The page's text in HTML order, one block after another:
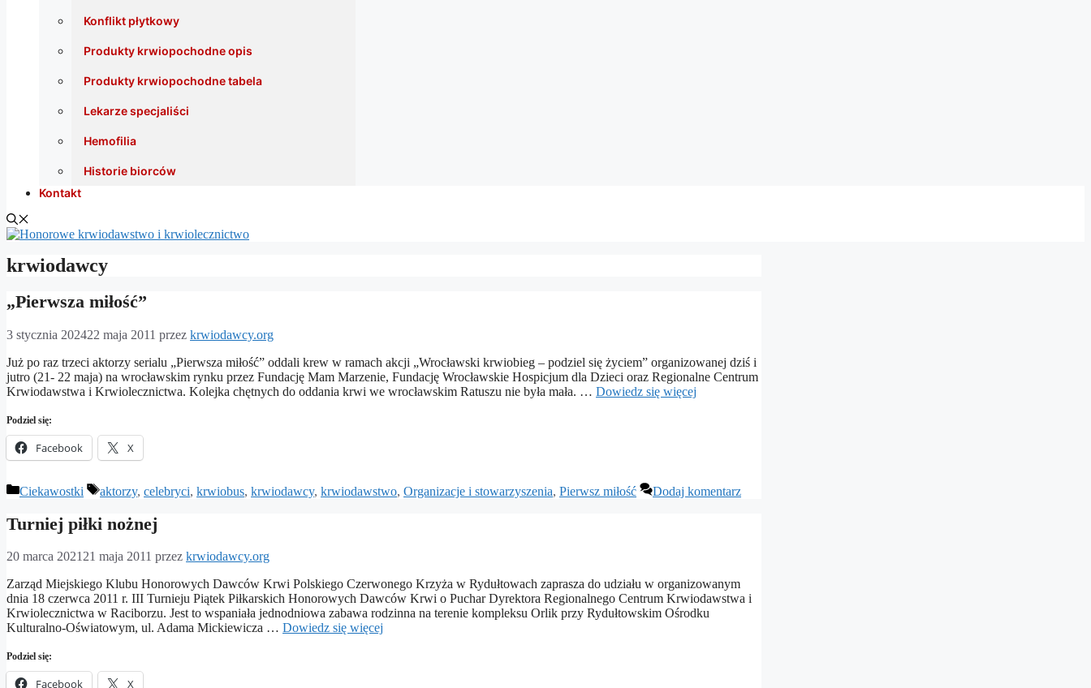
Konflikt płytkowy
Produkty krwiopochodne opis
Produkty krwiopochodne tabela
Lekarze specjaliści
Hemofilia
Historie biorców
Kontakt
krwiodawcy
„Pierwsza miłość”
3 stycznia 202422 maja 2011 przez krwiodawcy.org
Już po raz trzeci aktorzy serialu „Pierwsza miłość” oddali krew w ramach akcji „Wrocławski krwiobieg – podziel się życiem” organizowanej dziś i
jutro (21- 22 maja) na wrocławskim rynku przez Fundację Mam Marzenie, Fundację Wrocławskie Hospicjum dla Dzieci oraz Regionalne Centrum
Krwiodawstwa i Krwiolecznictwa. Kolejka chętnych do oddania krwi we wrocławskim Ratuszu nie była mała. … Dowiedz się więcej
Podziel się:
Facebook X
Kategorie
Ciekawostki Tagi
aktorzy, celebryci, krwiobus, krwiodawcy, krwiodawstwo, Organizacje i stowarzyszenia, Pierwsz miłość Dodaj komentarz
Turniej piłki nożnej
20 marca 2021 21 maja 2011 przez krwiodawcy.org
Zarząd Miejskiego Klubu Honorowych Dawców Krwi Polskiego Czerwonego Krzyża w Rydułtowach zaprasza do udziału w organizowanym
dnia 18 czerwca 2011 r. III Turnieju Piątek Piłkarskich Honorowych Dawców Krwi o Puchar Dyrektora Regionalnego Centrum Krwiodawstwa i
Krwiolecznictwa w Raciborzu. Jest to wspaniała jednodniowa zabawa rodzinna na terenie kompleksu Orlik przy Rydułtowskim Ośrodku
Kulturalno-Oświatowym, ul. Adama Mickiewicza … Dowiedz się więcej
Podziel się:
Facebook X